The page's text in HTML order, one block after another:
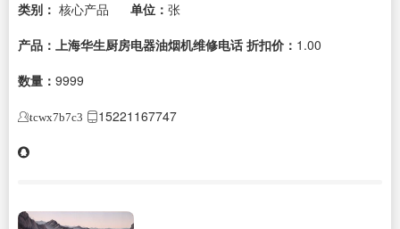
类别： 核心产品 单位： 张
产品：上海华生厨房电器油烟机维修电话 折扣价： 1.00
数量： 9999
tcwx7b7c3 15221167747